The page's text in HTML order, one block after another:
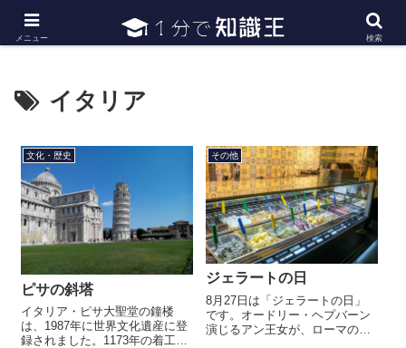
日常で必要な常識・知識や雑学・豆知識を幅広く紹介
イタリア
文化・歴史
ピサの斜塔
イタリア・ピサ大聖堂の鐘楼
は、1987年に世界文化遺産に登
録されました。1173年の着工時
その他
ジェラートの日
8月27日は「ジェラートの日」
です。オードリー・ヘプバーン
演じるアン王女が、ローマのス
メニュー 検索